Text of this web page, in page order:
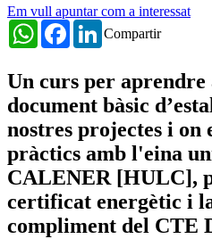
Em vull apuntar com a interessat
Compartir
WhatsAppFacebookLinkedIn
Un curs per
document bàsic
nostres projectes i on
pràctics amb l'eina
CALENER [HULC],
certificat energètic i
compliment del CTE